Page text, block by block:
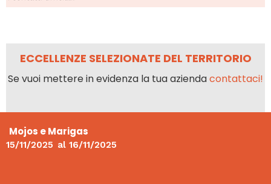
ECCELLENZE SELEZIONATE DEL TERRITORIO
Se vuoi mettere in evidenza la tua aziendacontattaci!
Mojos e Marigas
15/11/2025 al 16/11/2025